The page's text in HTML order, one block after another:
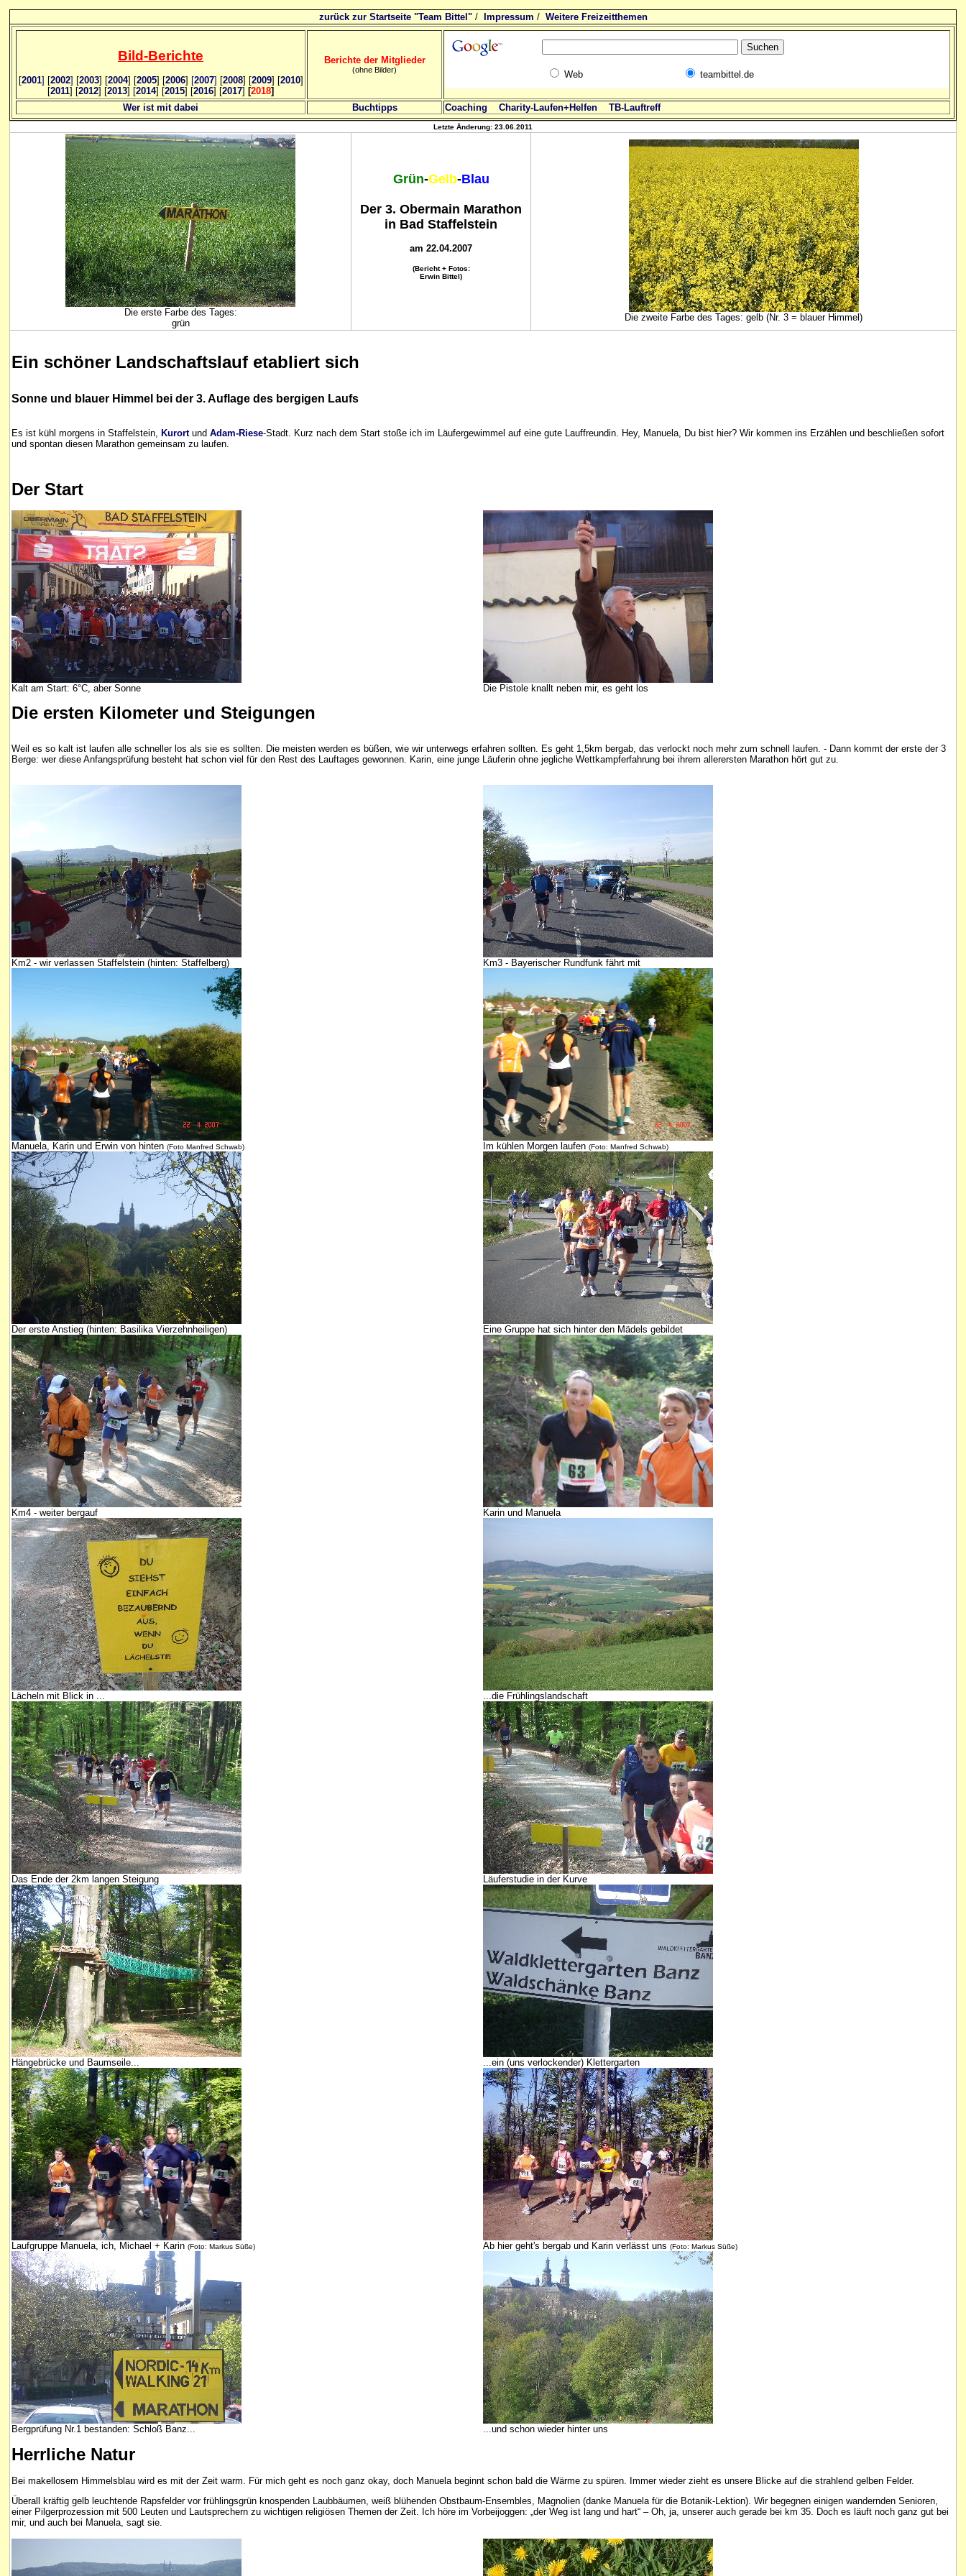
zurück zur Startseite "Team Bittel"/ Impressum / Weitere Freizeitthemen
Bild-Berichte
[2001] [2002] [2003] [2004] [2005] [2006] [2007] [2008] [2009] [2010]
[2011] [2012] [2013] [2014] [2015] [2016] [2017] [2018]
Berichte der Mitglieder
(ohne Bilder) Web teambittel.de
Wer ist mit dabei Buchtipps Coaching Charity-Laufen+Helfen TB-Lauftreff
Letzte Änderung: 23.06.2011
Die erste Farbe des Tages:
grün
Grün-Gelb-Blau
Der 3. Obermain Marathon
in Bad Staffelstein
am 22.04.2007
(Bericht + Fotos:
Erwin Bittel)
Die zweite Farbe des Tages: gelb (Nr. 3 = blauer Himmel)
Ein schöner Landschaftslauf etabliert sich
Sonne und blauer Himmel bei der 3. Auflage des bergigen Laufs
Es ist kühl morgens in Staffelstein, Kurortund Adam-Riese-Stadt. Kurz nach dem Start stoße ich im Läufergewimmel auf eine gute Lauffreundin. Hey, Manuela, Du bist hier? Wir kommen ins Erzählen und beschließen sofort
und spontan diesen Marathon gemeinsam zu laufen.
Der Start
Kalt am Start: 6°C, aber Sonne Die Pistole knallt neben mir, es geht los
Die ersten Kilometer und Steigungen
Weil es so kalt ist laufen alle schneller los als sie es sollten. Die meisten werden es büßen, wie wir unterwegs erfahren sollten. Es geht 1,5km bergab, das verlockt noch mehr zum schnell laufen. - Dann kommt der erste der 3
Berge: wer diese Anfangsprüfung besteht hat schon viel für den Rest des Lauftages gewonnen. Karin, eine junge Läuferin ohne jegliche Wettkampferfahrung bei ihrem allerersten Marathon hört gut zu.
Km2 - wir verlassen Staffelstein (hinten: Staffelberg) Km3 - Bayerischer Rundfunk fährt mit
Manuela, Karin und Erwin von hinten (Foto Manfred Schwab) Im kühlen Morgen laufen (Foto: Manfred Schwab)
Der erste Anstieg (hinten: Basilika Vierzehnheiligen) Eine Gruppe hat sich hinter den Mädels gebildet
Km4 - weiter bergauf Karin und Manuela
Lächeln mit Blick in ... ...die Frühlingslandschaft
Das Ende der 2km langen Steigung Läuferstudie in der Kurve
Hängebrücke und Baumseile... ...ein (uns verlockender) Klettergarten
Laufgruppe Manuela, ich, Michael + Karin (Foto: Markus Süße) Ab hier geht's bergab und Karin verlässt uns (Foto: Markus Süße)
Bergprüfung Nr.1 bestanden: Schloß Banz... ...und schon wieder hinter uns
Herrliche Natur
Bei makellosem Himmelsblau wird es mit der Zeit warm. Für mich geht es noch ganz okay, doch Manuela beginnt schon bald die Wärme zu spüren. Immer wieder zieht es unsere Blicke auf die strahlend gelben Felder.
Überall kräftig gelb leuchtende Rapsfelder vor frühlingsgrün knospenden Laubbäumen, weiß blühenden Obstbaum-Ensembles, Magnolien (danke Manuela für die Botanik-Lektion). Wir begegnen einigen wandernden Senioren,
einer Pilgerprozession mit 500 Leuten und Lautsprechern zu wichtigen religiösen Themen der Zeit. Ich höre im Vorbeijoggen: „der Weg ist lang und hart“ – Oh, ja, unserer auch gerade bei km 35. Doch es läuft noch ganz gut bei
mir, und auch bei Manuela, sagt sie.